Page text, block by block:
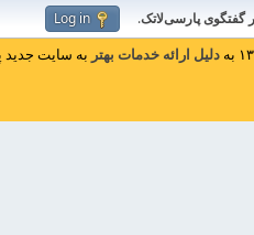
گفتگوی پارسی‌لاتک.
Log in
دلیل ارائه خدمات بهتر به سایت جدید